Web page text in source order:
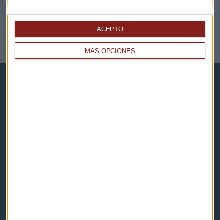
MÁS OPCIONES
ACEPTO
NOTICIAS RELACIONADAS